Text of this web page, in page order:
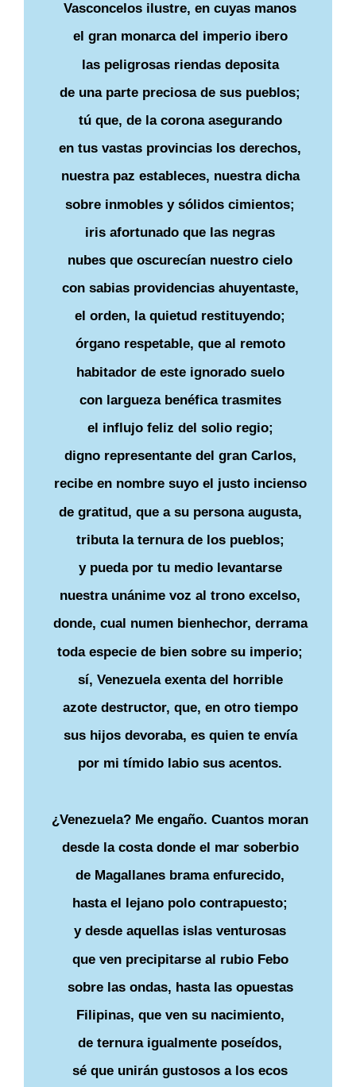
Vasconcelos ilustre, en cuyas manos
el gran monarca del imperio ibero
las peligrosas riendas deposita
de una parte preciosa de sus pueblos;
tú que, de la corona asegurando
en tus vastas provincias los derechos,
nuestra paz estableces, nuestra dicha
sobre inmobles y sólidos cimientos;
iris afortunado que las negras
nubes que oscurecían nuestro cielo
con sabias providencias ahuyentaste,
el orden, la quietud restituyendo;
órgano respetable, que al remoto
habitador de este ignorado suelo
con largueza benéfica trasmites
el influjo feliz del solio regio;
digno representante del gran Carlos,
recibe en nombre suyo el justo incienso
de gratitud, que a su persona augusta,
tributa la ternura de los pueblos;
y pueda por tu medio levantarse
nuestra unánime voz al trono excelso,
donde, cual numen bienhechor, derrama
toda especie de bien sobre su imperio;
sí, Venezuela exenta del horrible
azote destructor, que, en otro tiempo
sus hijos devoraba, es quien te envía
por mi tímido labio sus acentos.
¿Venezuela? Me engaño. Cuantos moran
desde la costa donde el mar soberbio
de Magallanes brama enfurecido,
hasta el lejano polo contrapuesto;
y desde aquellas islas venturosas
que ven precipitarse al rubio Febo
sobre las ondas, hasta las opuestas
Filipinas, que ven su nacimiento,
de ternura igualmente poseídos,
sé que unirán gustosos a los ecos